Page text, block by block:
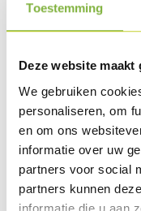
Toestemming
Deze website
We gebruiken
personaliseren, om
en om ons
informatie over uw
partners voor social
partners kunnen
informatie die u aan